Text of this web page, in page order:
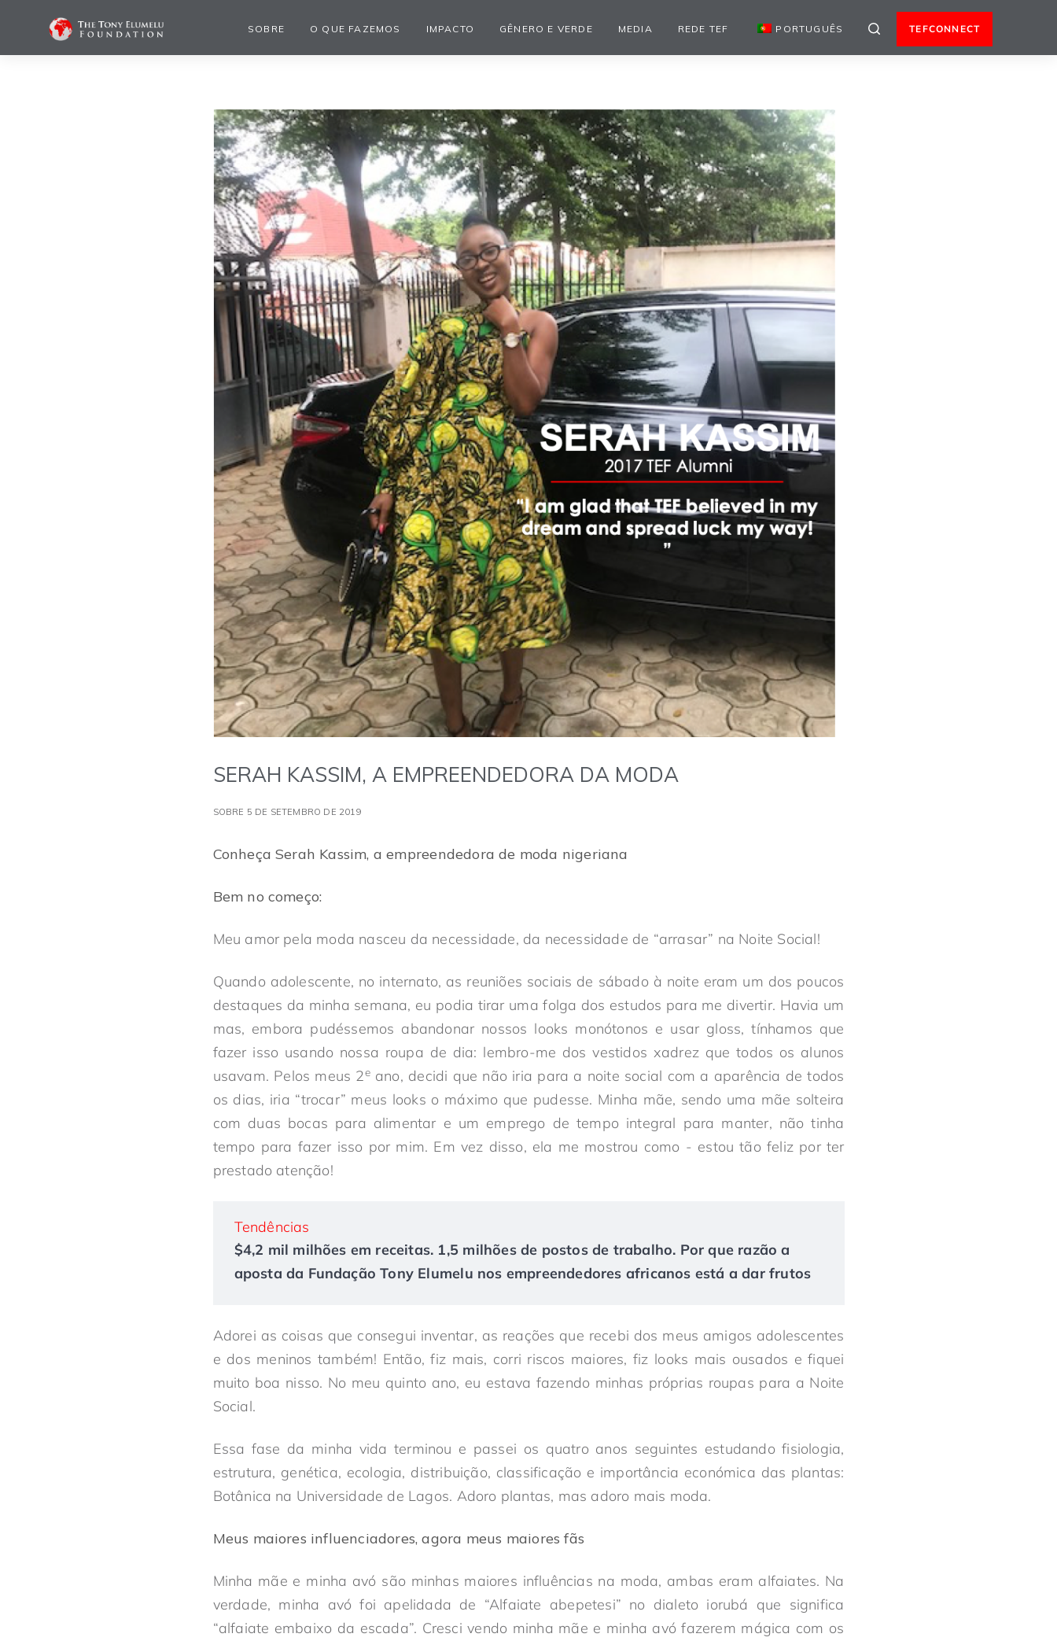
SOBRE O QUE FAZEMOS IMPACTO GÊNERO E VERDE MEDIA REDE TEF PORTUGUÊS TEFCONNECT
SERAH KASSIM, A EMPREENDEDORA DA MODA
SOBRE 5 DE SETEMBRO DE 2019
Conheça Serah Kassim, a empreendedora de moda nigeriana
Bem no começo:
Meu amor pela moda nasceu da necessidade, da necessidade de “arrasar” na Noite Social!
Quando adolescente, no internato, as reuniões sociais de sábado à noite eram um dos poucos
destaques da minha semana, eu podia tirar uma folga dos estudos para me divertir. Havia um
mas, embora pudéssemos abandonar nossos looks monótonos e usar gloss, tínhamos que
fazer isso usando nossa roupa de dia: lembro-me dos vestidos xadrez que todos os alunos
usavam. Pelos meus 2eano, decidi que não iria para a noite social com a aparência de todos
os dias, iria “trocar” meus looks o máximo que pudesse. Minha mãe, sendo uma mãe solteira
com duas bocas para alimentar e um emprego de tempo integral para manter, não tinha
tempo para fazer isso por mim. Em vez disso, ela me mostrou como - estou tão feliz por ter
prestado atenção!
Tendências
$4,2 mil milhões em receitas. 1,5 milhões de postos de trabalho. Por que razão a
aposta da Fundação Tony Elumelu nos empreendedores africanos está a dar frutos
Adorei as coisas que consegui inventar, as reações que recebi dos meus amigos adolescentes
e dos meninos também! Então, fiz mais, corri riscos maiores, fiz looks mais ousados e fiquei
muito boa nisso. No meu quinto ano, eu estava fazendo minhas próprias roupas para a Noite
Social.
Essa fase da minha vida terminou e passei os quatro anos seguintes estudando fisiologia,
estrutura, genética, ecologia, distribuição, classificação e importância económica das plantas:
Botânica na Universidade de Lagos. Adoro plantas, mas adoro mais moda.
Meus maiores influenciadores, agora meus maiores fãs
Minha mãe e minha avó são minhas maiores influências na moda, ambas eram alfaiates. Na
verdade, minha avó foi apelidada de “Alfaiate abepetesi” no dialeto iorubá que significa
“alfaiate embaixo da escada”. Cresci vendo minha mãe e minha avó fazerem mágica com os